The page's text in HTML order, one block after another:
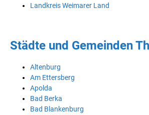
Landkreis Weimarer Land
Städte und Gemeinden
Altenburg
Am Ettersberg
Apolda
Bad Berka
Bad Blankenburg